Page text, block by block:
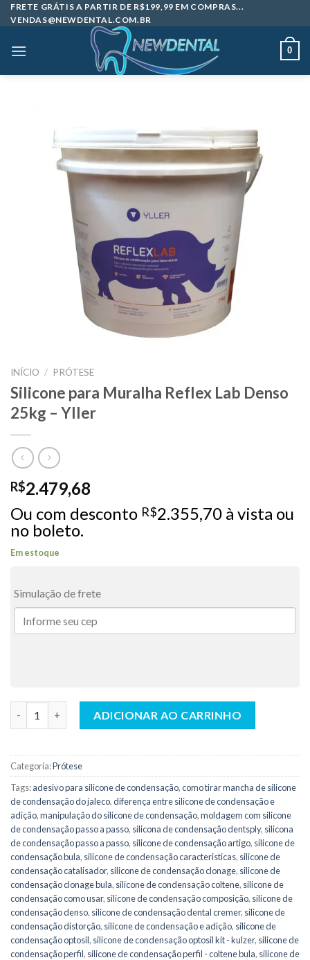
Skip
to
FRETE GRÁTIS A PARTIR DE R$199,99 EM COMPRAS...
VENDAS@NEWDENTAL.COM.BR
0
INÍCIO / PRÓTESE
Silicone para Muralha Reflex Lab Denso
25kg – Yller
R$2.479,68
Ou com desconto R$2.355,70 à vista ou
no boleto.
Em estoque
Simulação de frete
ADICIONAR AO CARRINHO
Categoria:Prótese
Tags:adesivo para silicone de condensação,como tirar mancha de silicone
de condensação do jaleco,diferença entre silicone de condensação e
adição,manipulação do silicone de condensação,moldagem com silicone
de condensação passo a passo, silicona de condensação dentsply, silicona
de condensação passo a passo, silicone de condensação artigo, silicone de
condensação bula, silicone de condensação caracteristicas, silicone de
condensação catalisador, silicone de condensação clonage, silicone de
condensação clonage bula, silicone de condensação coltene, silicone de
condensação como usar, silicone de condensação composição, silicone de
condensação denso, silicone de condensação dental cremer, silicone de
condensação distorção, silicone de condensação e adição, silicone de
condensação optosil, silicone de condensação optosil kit - kulzer, silicone de
condensação perfil, silicone de condensação perfil - coltene bula, silicone de